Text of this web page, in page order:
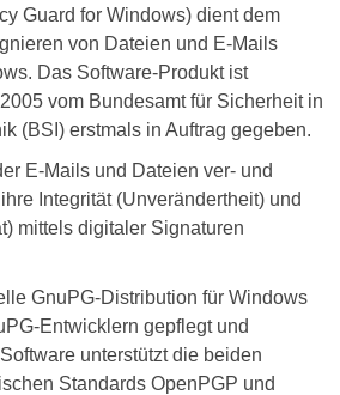
Guard for Windows) dient dem
von Dateien und E-Mails
Das Software-Produkt ist
vom Bundesamt für Sicherheit in
(BSI) erstmals in Auftrag gegeben.
E-Mails und Dateien ver- und
Integrität (Unverändertheit) und
mittels digitaler Signaturen
GnuPG-Distribution für Windows
Entwicklern gepflegt und
unterstützt die beiden
Standards OpenPGP und